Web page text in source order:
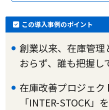
この導入事例のポイント
創業以来、在庫管理
おらず、誰も把握し
在庫改善プロジェク
「INTER-STOCK」